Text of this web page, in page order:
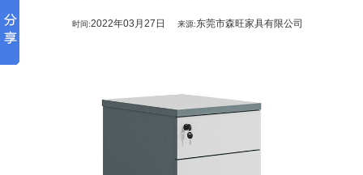
时间:2022年03月27日 来源:东莞市森旺家具有限公司